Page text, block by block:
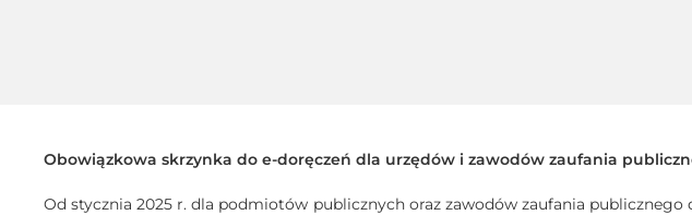
Obowiązkowa skrzynka do e-doręczeń dla urzędów i zawodów zaufania
Od stycznia 2025 r. dla podmiotów publicznych oraz zawodów zaufania publicznego